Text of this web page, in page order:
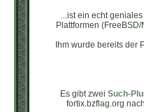
...ist ein echt
Plattformen
Ihm wurde bereits der
Es gibt zwei Such-
fortix.bzflag.org